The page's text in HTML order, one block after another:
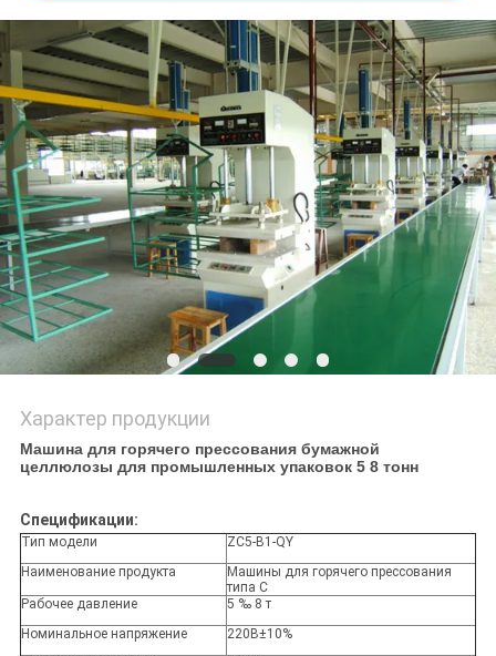
PRIVACY
POLICY
Характер продукции
Машина для горячего прессования бумажной
целлюлозы для промышленных упаковок 5 8 тонн
Спецификации:
Тип модели
ZC5-B1-QY
Наименование продукта
Машины для горячего прессования
типа C
Рабочее давление
5 ‰ 8 т
Номинальное напряжение
220В±10%